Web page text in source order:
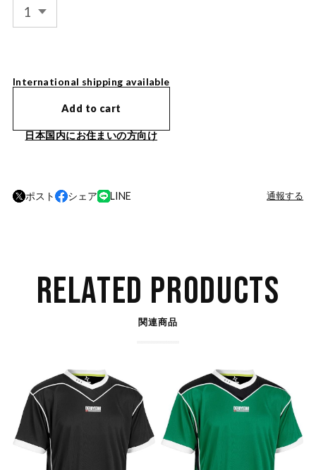
International shipping available
Add to cart
日本国内にお住まいの方向け
ポスト シェア LINE 通報する
RELATED PRODUCTS
関連商品